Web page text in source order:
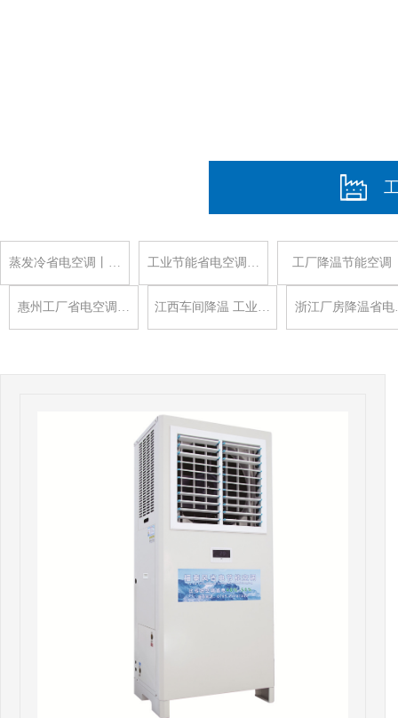
蒸发冷省电空调丨… 工业节能省电空调… 工厂降温节能空调
惠州工厂省电空调… 江西车间降温 工业… 浙江厂房降温省